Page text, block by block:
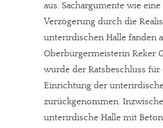
aus. Sachargumente wie
Verzögerung durch die
unterirdischen Halle fanden
Oberbürgermeisterin Reker
wurde der Ratsbeschluss für
Einrichtung der
zurückgenommen.
unterirdische Halle mit